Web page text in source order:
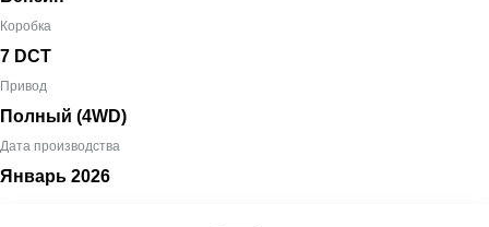
Коробка
7 DCT
Привод
Полный (4WD)
Дата производства
Январь 2026